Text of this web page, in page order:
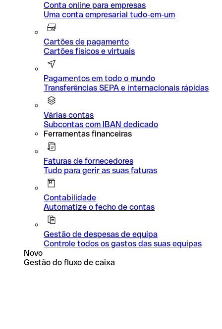
Conta online para empresas
Uma conta empresarial tudo-em-um
Cartões de pagamento
Cartões físicos e virtuais
Pagamentos em todo o mundo
Transferências SEPA e internacionais rápidas
Várias contas
Subcontas com IBAN dedicado
Ferramentas financeiras
Faturas de fornecedores
Tudo para gerir as suas faturas
Contabilidade
Automatize o fecho de contas
Gestão de despesas de equipa
Controle todos os gastos das suas equipas
Novo
Gestão do fluxo de caixa